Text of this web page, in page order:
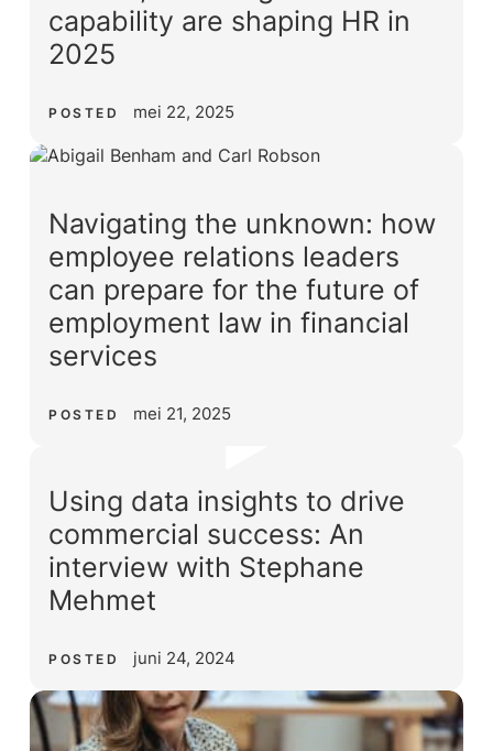
capability are shaping HR in
2025
POSTED mei 22, 2025
Navigating the unknown: how
employee relations leaders
can prepare for the future of
employment law in financial
services
POSTED mei 21, 2025
Using data insights to drive
commercial success: An
interview with Stephane
Mehmet
POSTED juni 24, 2024